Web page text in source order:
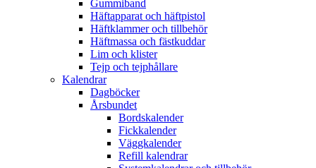
Gummiband
Häftapparat och häftpistol
Häftklammer och tillbehör
Häftmassa och fästkuddar
Lim och klister
Tejp och tejphållare
Kalendrar
Dagböcker
Årsbundet
Bordskalender
Fickkalender
Väggkalender
Refill kalendrar